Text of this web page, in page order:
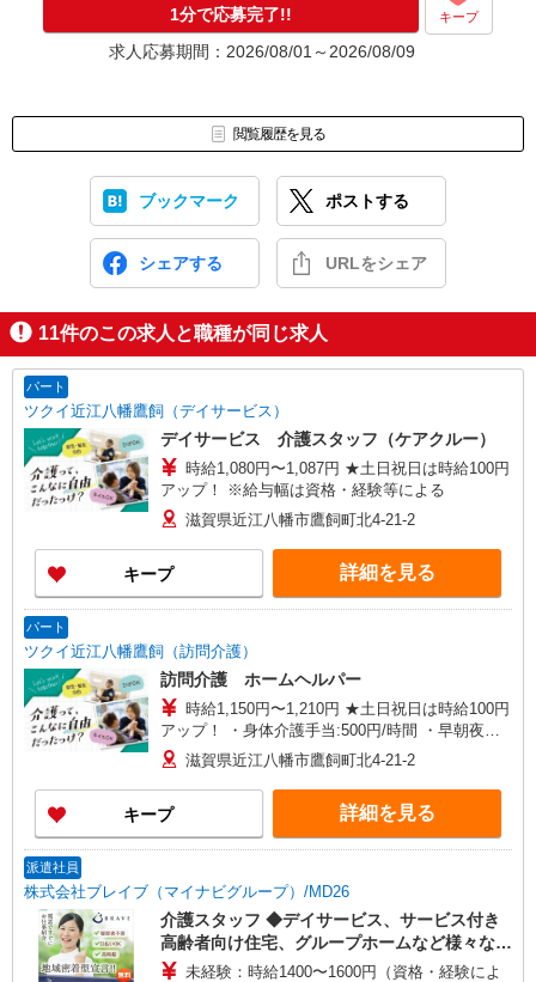
1分で応募完了!! キープ
求人応募期間：2026/08/01～2026/08/09
閲覧履歴を見る
ブックマーク ポストする
シェアする URLをシェア
11件のこの求人と職種が同じ求人
パート
ツクイ近江八幡鷹飼（デイサービス）
デイサービス 介護スタッフ（ケアクルー）
時給1,080円〜1,087円 ★土日祝日は時給100円
アップ！ ※給与幅は資格・経験等による
滋賀県近江八幡市鷹飼町北4-21-2
キープ 詳細を見る
パート
ツクイ近江八幡鷹飼（訪問介護）
訪問介護 ホームヘルパー
時給1,150円〜1,210円 ★土日祝日は時給100円
アップ！ ・身体介護手当:500円/時間 ・早朝夜間
深夜手当:300円/時間 （18:00〜翌07:59の時間
帯） ・ICT手当:2,000円/月 ・深夜割増は別途支給
・ケア→ケアの移動時間も賃金（時給）を支給 ※
給与幅は資格・経験等による
滋賀県近江八幡市鷹飼町北4-21-2
キープ 詳細を見る
派遣社員
株式会社ブレイブ（マイナビグループ）/MD26
介護スタッフ ◆デイサービス、サービス付き
高齢者向け住宅、グループホームなど様々な勤
務先から選べます。
未経験：時給1400〜1600円（資格・経験によ